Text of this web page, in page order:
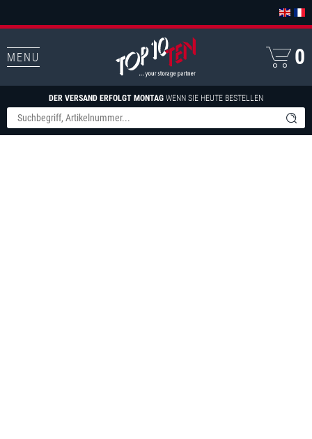
MENU
DER VERSAND ERFOLGT MONTAG WENN SIE HEUTE BESTELLEN
0